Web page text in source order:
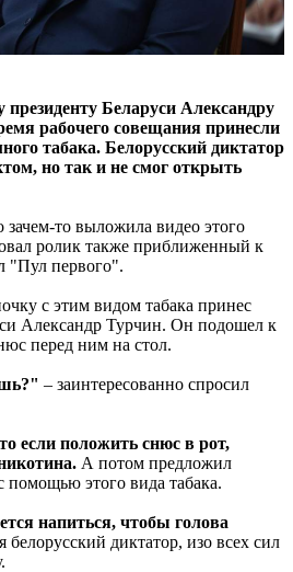
Беларуси Александру
рабочего совещания принесли
табака. Белорусский диктатор
но так и не смог открыть
то выложила видео этого
ролик также приближенный к
"Пул первого".
с этим видом табака принес
Александр Турчин. Он подошел к
перед ним на стол.
– заинтересованно спросил
если положить снюс в рот,
А потом предложил
помощью этого вида табака.
напиться, чтобы голова
белорусский диктатор, изо всех сил